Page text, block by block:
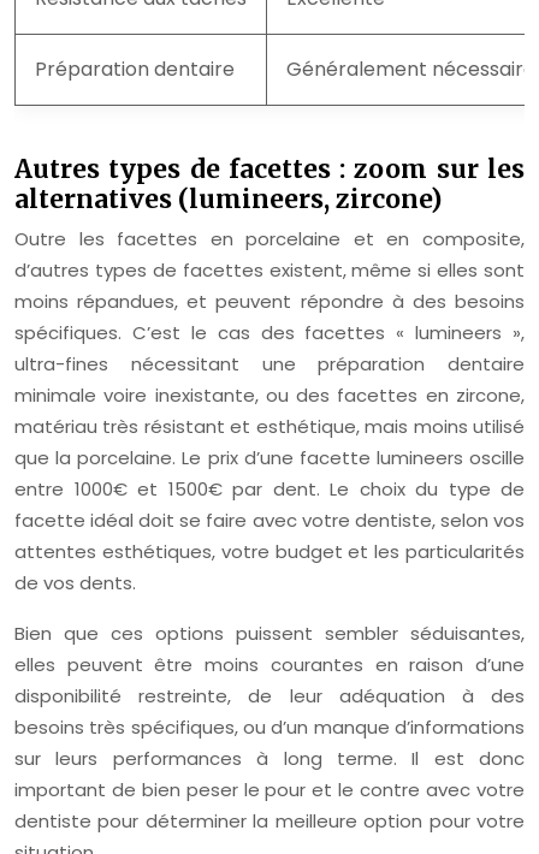
Préparation dentaire Généralement nécessaire
Autres types de facettes : zoom sur les
alternatives (lumineers, zircone)
Outre les facettes en porcelaine et en composite,
d’autres types de facettes existent, même si elles sont
moins répandues, et peuvent répondre à des besoins
spécifiques. C’est le cas des facettes « lumineers »,
ultra-fines nécessitant une préparation dentaire
minimale voire inexistante, ou des facettes en zircone,
matériau très résistant et esthétique, mais moins utilisé
que la porcelaine. Le prix d’une facette lumineers oscille
entre 1000€ et 1500€ par dent. Le choix du type de
facette idéal doit se faire avec votre dentiste, selon vos
attentes esthétiques, votre budget et les particularités
de vos dents.
Bien que ces options puissent sembler séduisantes,
elles peuvent être moins courantes en raison d’une
disponibilité restreinte, de leur adéquation à des
besoins très spécifiques, ou d’un manque d’informations
sur leurs performances à long terme. Il est donc
important de bien peser le pour et le contre avec votre
dentiste pour déterminer la meilleure option pour votre